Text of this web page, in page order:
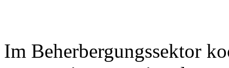
Im Beherbergungssektor